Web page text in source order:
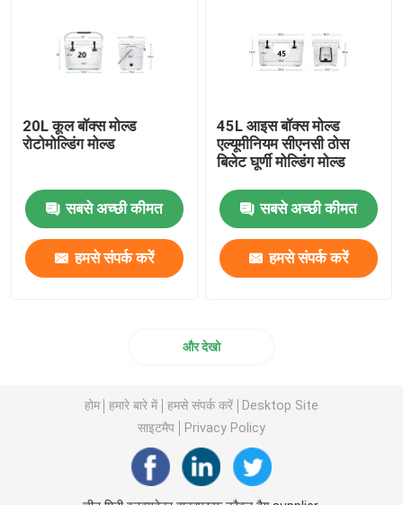
20L कूल बॉक्स मोल्ड
रोटोमोल्डिंग मोल्ड
सबसे अच्छी कीमत
हमसे संपर्क करें
45L आइस बॉक्स मोल्ड
एल्यूमीनियम सीएनसी ठोस
बिलेट घूर्णी मोल्डिंग मोल्ड
सबसे अच्छी कीमत
हमसे संपर्क करें
और देखो
होम हमारे बारे में हमसे संपर्क करें
Desktop Site
साइटमैप
Privacy Policy